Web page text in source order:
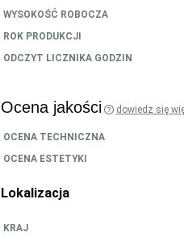
WYSOKOŚĆ ROBOCZA
ROK PRODUKCJI
ODCZYT LICZNIKA GODZIN
Ocena jakości dowiedz się
OCENA TECHNICZNA
OCENA ESTETYKI
Lokalizacja
KRAJ